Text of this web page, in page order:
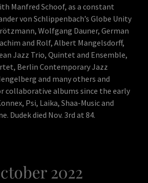
Manfred Schoof, as a constant
von Schlippenbach’s Globe Unity
Wolfgang Dauner, German
and Rolf, Albert Mangelsdorff,
Jazz Trio, Quintet and Ensemble,
Berlin Contemporary Jazz
and many others and
collaborative albums since the early
Psi, Laika, Shaa-Music and
Dudek died Nov. 3rd at 84.
2022